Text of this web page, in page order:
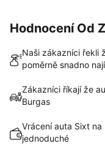
Hodnocení Od
Naši zákazníci řekli
poměrně snadno
Zákazníci říkají že
Burgas
Vrácení auta Sixt
jednoduché